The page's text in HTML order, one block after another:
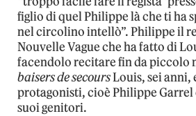
figlio di quel Philippe là che ti ha
nel circolino intellò”. Philippe il
Nouvelle Vague che ha fatto di
facendolo recitare fin da piccolo
baisers de secoursLouis, sei anni,
protagonisti, cioè Philippe Garrel
suoi genitori.